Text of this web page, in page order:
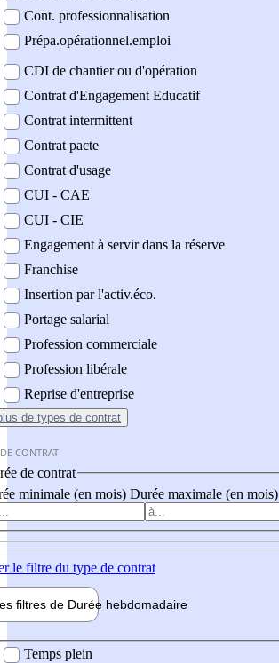
Cont. professionnalisation
Prépa.opérationnel.emploi
CDI de chantier ou d'opération
Contrat d'Engagement Educatif
Contrat intermittent
Contrat pacte
Contrat d'usage
CUI - CAE
CUI - CIE
Engagement à servir dans la réserve
Franchise
Insertion par l'activ.éco.
Portage salarial
Profession commerciale
Profession libérale
Reprise d'entreprise
de types de contrat
CONTRAT
de contrat
minimale (en mois) Durée maximale (en mois)
le filtre du type de contrat
filtres de Durée hebdomadaire
Temps plein